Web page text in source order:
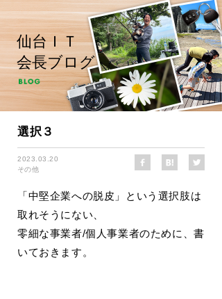
仙台ＩＴ
会長ブログ
選択３
2023.03.20
その他
「中堅企業への脱皮」という選択肢は
取れそうにない、
零細な事業者/個人事業者のために、書
いておきます。